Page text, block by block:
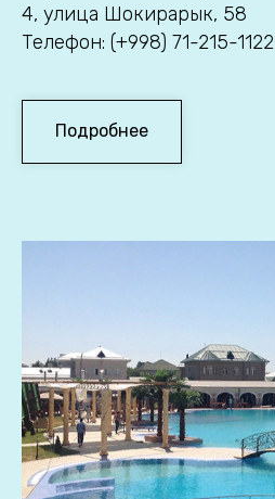
4, улица Шокирарык, 58
Телефон: (+998) 71-215-1122
Подробнее